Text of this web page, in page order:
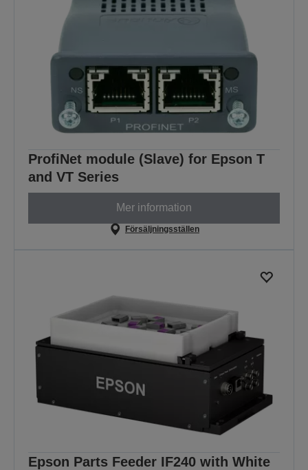
ProfiNet module (Slave) for Epson T
and VT Series
Mer information
Försäljningsställen
Epson Parts Feeder IF240 with White